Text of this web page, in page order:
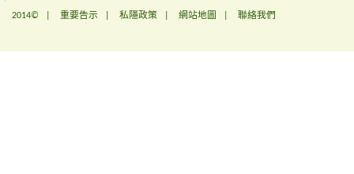
2014© | 重要告示 私隱政策 網站地圖 聯絡我們